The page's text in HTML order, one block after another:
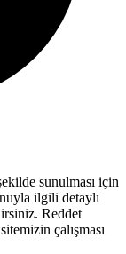
sunulması için
ilgili detaylı
Reddet
çalışması